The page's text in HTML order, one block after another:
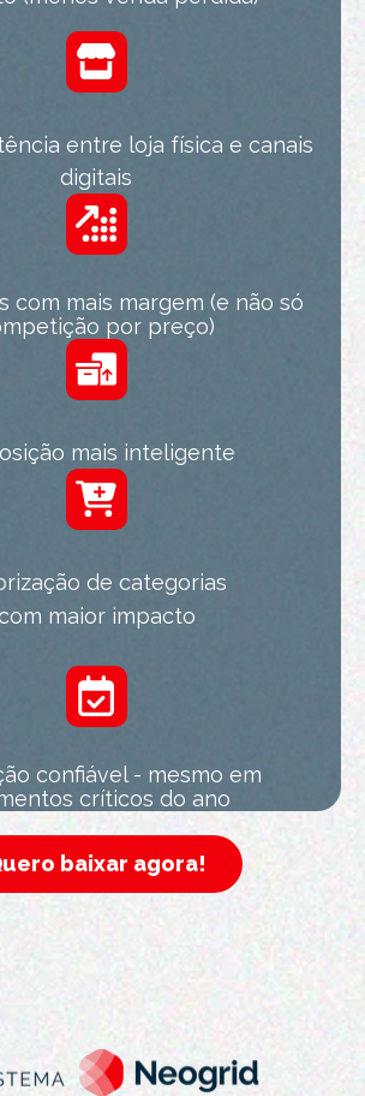
entre loja física e canais
digitais
com mais margem (e não só
por preço)
mais inteligente
de categorias
maior impacto
confiável - mesmo em
críticos do ano
baixar agora!